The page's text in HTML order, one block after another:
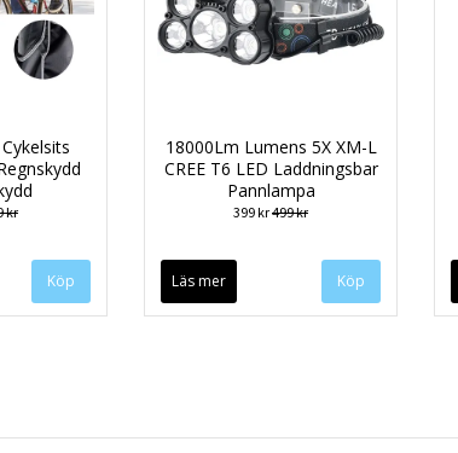
kr
18000Lm Lumens 5X XM-L
CREE T6 LED Laddningsbar
Pannlampa
399 kr499 kr
Läs mer